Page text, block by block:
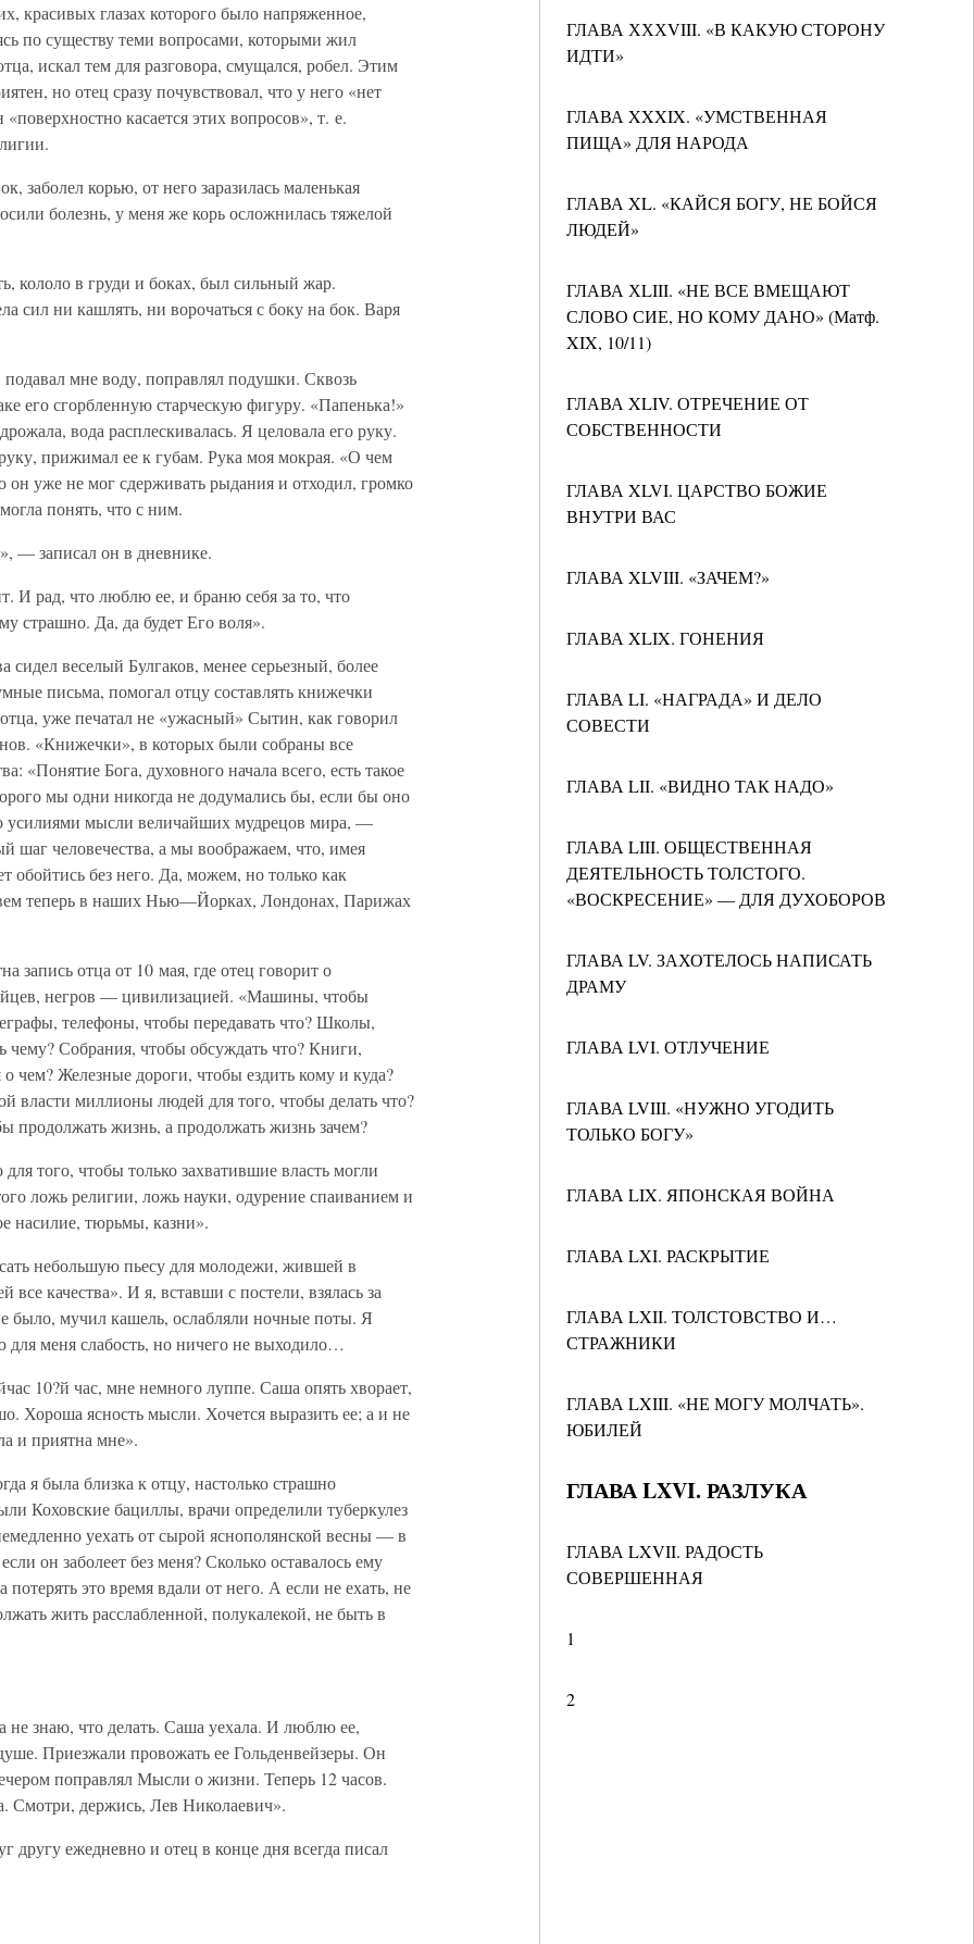
ГЛАВА ХХХVIII. «В КАКУЮ СТОРОНУ
ИДТИ»
ГЛАВА XXXIX. «УМСТВЕННАЯ
ПИЩА» ДЛЯ НАРОДА
ГЛАВА XL. «КАЙСЯ БОГУ, НЕ БОЙСЯ
ЛЮДЕЙ»
ГЛАВА ХLIII. «НЕ ВСЕ ВМЕЩАЮТ
СЛОВО СИЕ, НО КОМУ ДАНО» (Матф.
XIX, 10/11)
ГЛАВА XLIV. ОТРЕЧЕНИЕ ОТ
СОБСТВЕННОСТИ
ГЛАВА XLVI. ЦАРСТВО БОЖИЕ
ВНУТРИ ВАС
ГЛАВА XLVIII. «ЗАЧЕМ?»
ГЛАВА XLIX. ГОНЕНИЯ
ГЛАВА LI. «НАГРАДА» И ДЕЛО
СОВЕСТИ
ГЛАВА LII. «ВИДНО ТАК НАДО»
ГЛАВА LIII. ОБЩЕСТВЕННАЯ
ДЕЯТЕЛЬНОСТЬ ТОЛСТОГО.
«ВОСКРЕСЕНИЕ» — ДЛЯ ДУХОБОРОВ
ГЛАВА LV. ЗАХОТЕЛОСЬ НАПИСАТЬ
ДРАМУ
ГЛАВА LVI. ОТЛУЧЕНИЕ
ГЛАВА LVIII. «НУЖНО УГОДИТЬ
ТОЛЬКО БОГУ»
ГЛАВА LIX. ЯПОНСКАЯ ВОЙНА
ГЛАВА LXI. РАСКРЫТИЕ
ГЛАВА LXII. ТОЛСТОВСТВО И…
СТРАЖНИКИ
ГЛАВА LXIII. «НЕ МОГУ МОЛЧАТЬ».
ЮБИЛЕЙ
ГЛАВА LXVI. РАЗЛУКА
ГЛАВА LXVII. РАДОСТЬ
СОВЕРШЕННАЯ
1
2
красивых глазах которого было напряженное,
по существу теми вопросами, которыми жил
искал тем для разговора, смущался, робел. Этим
но отец сразу почувствовал, что у него «нет
касается этих вопросов», т. е.
заболел корью, от него заразилась маленькая
болезнь, у меня же корь осложнилась тяжелой
кололо в груди и боках, был сильный жар.
сил ни кашлять, ни ворочаться с боку на бок. Варя
мне воду, поправлял подушки. Сквозь
его сгорбленную старческую фигуру. «Папенька!»
вода расплескивалась. Я целовала его руку.
прижимал ее к губам. Рука моя мокрая. «О чем
уже не мог сдерживать рыдания и отходил, громко
понять, что с ним.
— записал он в дневнике.
И рад, что люблю ее, и браню себя за то, что
страшно. Да, да будет Его воля».
сидел веселый Булгаков, менее серьезный, более
письма, помогал отцу составлять книжечки
уже печатал не «ужасный» Сытин, как говорил
«Книжечки», в которых были собраны все
«Понятие Бога, духовного начала всего, есть такое
мы одни никогда не додумались бы, если бы оно
усилиями мысли величайших мудрецов мира, —
шаг человечества, а мы воображаем, что, имея
обойтись без него. Да, можем, но только как
теперь в наших Нью—Йорках, Лондонах, Парижах
отца от 10 мая, где отец говорит о
негров — цивилизацией. «Машины, чтобы
телефоны, чтобы передавать что? Школы,
чему? Собрания, чтобы обсуждать что? Книги,
о чем? Железные дороги, чтобы ездить кому и куда?
власти миллионы людей для того, чтобы делать что?
продолжать жизнь, а продолжать жизнь зачем?
того, чтобы только захватившие власть могли
ложь религии, ложь науки, одурение спаиванием и
насилие, тюрьмы, казни».
небольшую пьесу для молодежи, жившей в
качества». И я, вставши с постели, взялась за
было, мучил кашель, ослабляли ночные поты. Я
для меня слабость, но ничего не выходило…
10?й час, мне немного луппе. Саша опять хворает,
Хороша ясность мысли. Хочется выразить ее; а и не
и приятна мне».
я была близка к отцу, настолько страшно
Коховские бациллы, врачи определили туберкулез
уехать от сырой яснополянской весны — в
он заболеет без меня? Сколько оставалось ему
это время вдали от него. А если не ехать, не
жить расслабленной, полукалекой, не быть в
знаю, что делать. Саша уехала. И люблю ее,
Приезжали провожать ее Гольденвейзеры. Он
поправлял Мысли о жизни. Теперь 12 часов.
Смотри, держись, Лев Николаевич».
другу ежедневно и отец в конце дня всегда писал